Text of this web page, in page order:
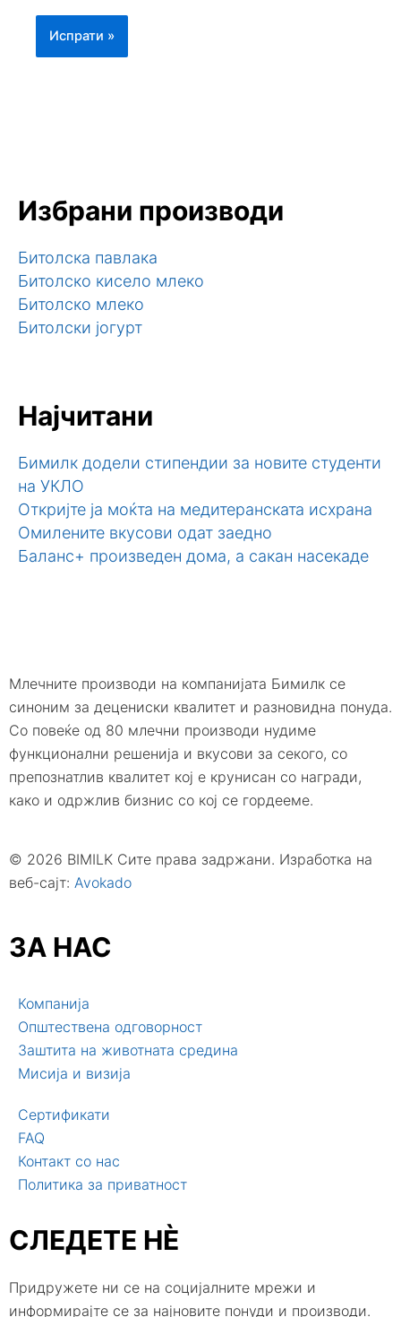
Избрани производи
Битолска павлака
Битолско кисело млеко
Битолско млеко
Битолски јогурт
Најчитани
Бимилк додели стипендии за новите студенти
на УКЛО
Откријте ја моќта на медитеранската исхрана
Омилените вкусови одат заедно
Баланс+ произведен дома, а сакан насекаде
Млечните производи на компанијата Бимилк се
синоним за децениски квалитет и разновидна понуда.
Со повеќе од 80 млечни производи нудиме
функционални решенија и вкусови за секого, со
препознатлив квалитет кој е крунисан со награди,
како и одржлив бизнис со кој се гордееме.
© 2026 BIMILK Сите права задржани. Изработка на
веб-сајт: Avokado
ЗА НАС
Компанија
Општествена одговорност
Заштита на животната средина
Мисија и визија
Сертификати
FAQ
Контакт со нас
Политика за приватност
СЛЕДЕТЕ НЀ
Придружете ни се на социјалните мрежи и
информирајте се за најновите понуди и производи.